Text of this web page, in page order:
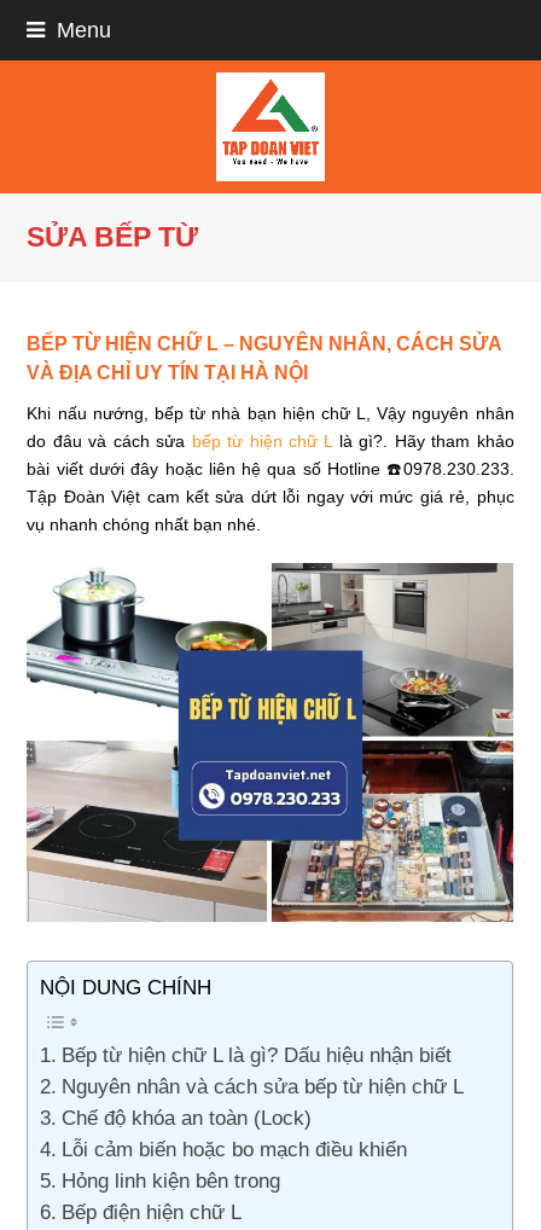
Menu
SỬA BẾP TỪ
BẾP TỪ HIỆN CHỮ L – NGUYÊN NHÂN, CÁCH SỬA
VÀ ĐỊA CHỈ UY TÍN TẠI HÀ NỘI
Khi nấu nướng, bếp từ nhà bạn hiện chữ L, Vậy nguyên nhân
do đâu và cách sửa bếp từ hiện chữ L là gì?. Hãy tham khảo
bài viết dưới đây hoặc liên hệ qua số Hotline ☎️0978.230.233
Tập Đoàn Việt cam kết sửa dứt lỗi ngay với mức giá rẻ, phục
vụ nhanh chóng nhất bạn nhé.
NỘI DUNG CHÍNH
Bếp từ hiện chữ L là gì? Dấu hiệu nhận biết
Nguyên nhân và cách sửa bếp từ hiện chữ L
Chế độ khóa an toàn (Lock)
Lỗi cảm biến hoặc bo mạch điều khiển
Hỏng linh kiện bên trong
Bếp điện hiện chữ L